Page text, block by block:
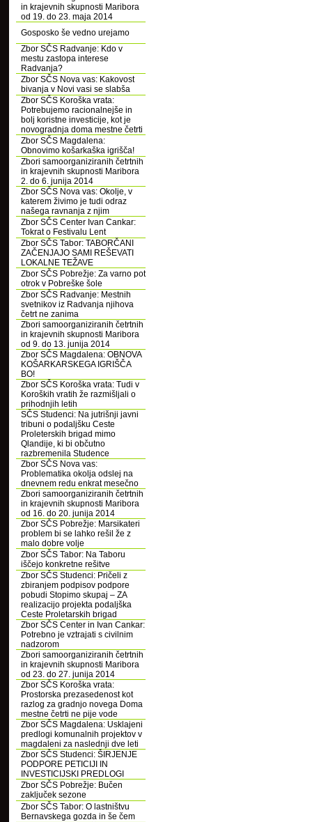
in krajevnih skupnosti Maribora
od 19. do 23. maja 2014
Gosposko še vedno urejamo
Zbor SČS Radvanje: Kdo v
mestu zastopa interese
Radvanja?
Zbor SČS Nova vas: Kakovost
bivanja v Novi vasi se slabša
Zbor SČS Koroška vrata:
Potrebujemo racionalnejše in
bolj koristne investicije, kot je
novogradnja doma mestne četrti
Zbor SČS Magdalena:
Obnovimo košarkaška igrišča!
Zbori samoorganiziranih četrtnih
in krajevnih skupnosti Maribora
2. do 6. junija 2014
Zbor SČS Nova vas: Okolje, v
katerem živimo je tudi odraz
našega ravnanja z njim
Zbor SČS Center Ivan Cankar:
Tokrat o Festivalu Lent
Zbor SČS Tabor: TABORČANI
ZAČENJAJO SAMI REŠEVATI
LOKALNE TEŽAVE
Zbor SČS Pobrežje: Za varno pot
otrok v Pobreške šole
Zbor SČS Radvanje: Mestnih
svetnikov iz Radvanja njihova
četrt ne zanima
Zbori samoorganiziranih četrtnih
in krajevnih skupnosti Maribora
od 9. do 13. junija 2014
Zbor SČS Magdalena: OBNOVA
KOŠARKARSKEGA IGRIŠČA
BO!
Zbor SČS Koroška vrata: Tudi v
Koroških vratih že razmišljali o
prihodnjih letih
SČS Studenci: Na jutrišnji javni
tribuni o podaljšku Ceste
Proleterskih brigad mimo
Qlandije, ki bi občutno
razbremenila Studence
Zbor SČS Nova vas:
Problematika okolja odslej na
dnevnem redu enkrat mesečno
Zbori samoorganiziranih četrtnih
in krajevnih skupnosti Maribora
od 16. do 20. junija 2014
Zbor SČS Pobrežje: Marsikateri
problem bi se lahko rešil že z
malo dobre volje
Zbor SČS Tabor: Na Taboru
iščejo konkretne rešitve
Zbor SČS Studenci: Pričeli z
zbiranjem podpisov podpore
pobudi Stopimo skupaj – ZA
realizacijo projekta podaljška
Ceste Proletarskih brigad
Zbor SČS Center in Ivan Cankar:
Potrebno je vztrajati s civilnim
nadzorom
Zbori samoorganiziranih četrtnih
in krajevnih skupnosti Maribora
od 23. do 27. junija 2014
Zbor SČS Koroška vrata:
Prostorska prezasedenost kot
razlog za gradnjo novega Doma
mestne četrti ne pije vode
Zbor SČS Magdalena: Usklajeni
predlogi komunalnih projektov v
magdaleni za naslednji dve leti
Zbor SČS Studenci: ŠIRJENJE
PODPORE PETICIJI IN
INVESTICIJSKI PREDLOGI
Zbor SČS Pobrežje: Bučen
zaključek sezone
Zbor SČS Tabor: O lastništvu
Bernavskega gozda in še čem